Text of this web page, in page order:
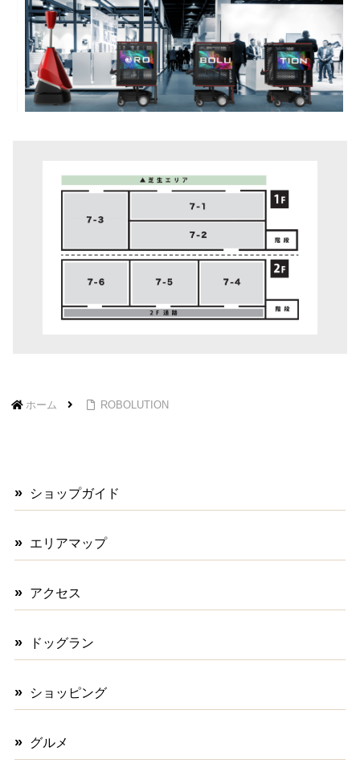
ホーム ROBOLUTION
ショップガイド
エリアマップ
アクセス
ドッグラン
ショッピング
グルメ